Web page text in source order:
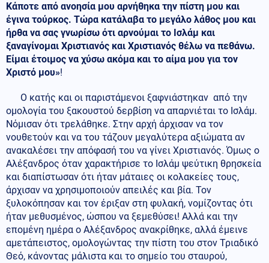
Κάποτε από ανοησία μου αρνήθηκα την πίστη μου και
έγινα τούρκος. Τώρα κατάλαβα το μεγάλο λάθος μου και
ήρθα να σας γνωρίσω ότι αρνούμαι το Ισλάμ και
ξαναγίνομαι Χριστιανός και Χριστιανός θέλω να πεθάνω.
Είμαι έτοιμος να χύσω ακόμα και το αίμα μου για τον
Χριστό μου»!
Ο κατής και οι παριστάμενοι ξαφνιάστηκαν από την
ομολογία του ξακουστού δερβίση να απαρνιέται το Ισλάμ.
Νόμισαν ότι τρελάθηκε. Στην αρχή άρχισαν να τον
νουθετούν και να του τάζουν μεγαλύτερα αξιώματα αν
ανακαλέσει την απόφασή του να γίνει Χριστιανός. Όμως ο
Αλέξανδρος όταν χαρακτήρισε το Ισλάμ ψεύτικη θρησκεία
και διαπίστωσαν ότι ήταν μάταιες οι κολακείες τους,
άρχισαν να χρησιμοποιούν απειλές και βία. Τον
ξυλοκόπησαν και τον έριξαν στη φυλακή, νομίζοντας ότι
ήταν μεθυσμένος, ώσπου να ξεμεθύσει! Αλλά και την
επομένη ημέρα ο Αλέξανδρος ανακρίθηκε, αλλά έμεινε
αμετάπειστος, ομολογώντας την πίστη του στον Τριαδικό
Θεό, κάνοντας μάλιστα και το σημείο του σταυρού,